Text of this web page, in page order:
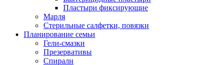
Пластыри фиксирующие
Марля
Стерильные салфетки, повязки
Планирование семьи
Гели-смазки
Презервативы
Спирали